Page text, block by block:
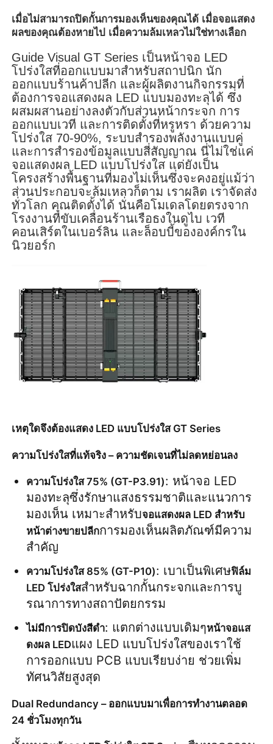
บ้าน
สินค้า
วิดีโอ
รายการ VR
ทัวร์โรงงาน
การควบคุมคุณภาพ
ข่าว
ขอทุน
จอแสดงผล LED ผนังวิดีโอ
หน้าจอแสดงผล LED
ให้เช่าจอ LED
เมื่อไม่สามารถปิดกั้นการมองเห็นของคุณได้ เมื่อจอแสดง
ผลของคุณต้องหายไป เมื่อความล้มเหลวไม่ใช่ทางเลือก
Guide Visual GT Series เป็นหน้าจอ LED
โปร่งใสที่ออกแบบมาสำหรับสถาปนิก นัก
ออกแบบร้านค้าปลีก และผู้ผลิตงานกิจกรรมที่
ต้องการจอแสดงผล LED แบบมองทะลุได้ ซึ่ง
ผสมผสานอย่างลงตัวกับส่วนหน้ากระจก การ
ออกแบบเวที และการติดตั้งที่หรูหรา ด้วยความ
โปร่งใส 70-90%, ระบบสำรองพลังงานแบบคู่
และการสำรองข้อมูลแบบสี่สัญญาณ นี่ไม่ใช่แค่
จอแสดงผล LED แบบโปร่งใส แต่ยังเป็น
โครงสร้างพื้นฐานที่มองไม่เห็นซึ่งจะคงอยู่แม้ว่า
ส่วนประกอบจะล้มเหลวก็ตาม เราผลิต เราจัดส่ง
ทั่วโลก คุณติดตั้งได้ นั่นคือโมเดลโดยตรงจาก
โรงงานที่ขับเคลื่อนร้านเรือธงในดูไบ เวที
คอนเสิร์ตในเบอร์ลิน และล็อบบี้ขององค์กรใน
นิวยอร์ก
เหตุใดจึงต้องแสดง LED แบบโปร่งใส GT Series
ความโปร่งใสที่แท้จริง – ความชัดเจนที่ไม่ลดหย่อนลง
ความโปร่งใส 75% (GT-P3.91): หน้าจอ LED
มองทะลุซึ่งรักษาแสงธรรมชาติและแนวการ
มองเห็น เหมาะสำหรับจอแสดงผล LED สำหรับ
หน้าต่างขายปลีกการมองเห็นผลิตภัณฑ์มีความ
สำคัญ
ความโปร่งใส 85% (GT-P10): เบาเป็นพิเศษฟิล์ม
LED โปร่งใสสำหรับฉากกั้นกระจกและการบู
รณาการทางสถาปัตยกรรม
ไม่มีการปิดบังสีดำ: แตกต่างแบบเดิมๆหน้าจอแส
ดงผล LEDแผง LED แบบโปร่งใสของเราใช้
การออกแบบ PCB แบบเรียบง่าย ช่วยเพิ่ม
ทัศนวิสัยสูงสุด
Dual Redundancy – ออกแบบมาเพื่อการทำงานตลอด
24 ชั่วโมงทุกวัน